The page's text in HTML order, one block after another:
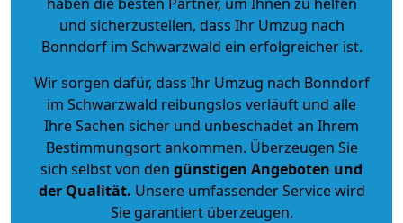
und sicherzustellen, dass Ihr Umzug nach
Bonndorf im Schwarzwald ein erfolgreicher ist.
Wir sorgen dafür, dass Ihr Umzug nach Bonndorf
im Schwarzwald reibungslos verläuft und alle
Ihre Sachen sicher und unbeschadet an Ihrem
Bestimmungsort ankommen. Überzeugen Sie
sich selbst von den günstigen Angeboten und
der Qualität. Unsere umfassender Service wird
Sie garantiert überzeugen.